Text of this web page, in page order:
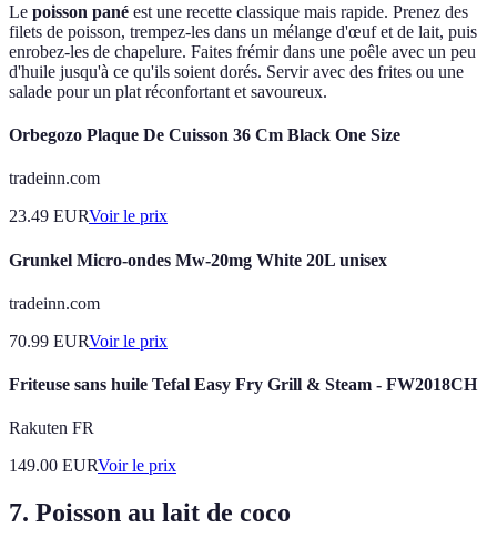
Le poisson pané est une recette classique mais rapide. Prenez des
filets de poisson, trempez-les dans un mélange d'œuf et de lait, puis
enrobez-les de chapelure. Faites frémir dans une poêle avec un peu
d'huile jusqu'à ce qu'ils soient dorés. Servir avec des frites ou une
salade pour un plat réconfortant et savoureux.
Orbegozo Plaque De Cuisson 36 Cm Black One Size
tradeinn.com
23.49 EURVoir le prix
Grunkel Micro-ondes Mw-20mg White 20L unisex
tradeinn.com
70.99 EURVoir le prix
Friteuse sans huile Tefal Easy Fry Grill & Steam - FW2018CH
Rakuten FR
149.00 EURVoir le prix
7. Poisson au lait de coco